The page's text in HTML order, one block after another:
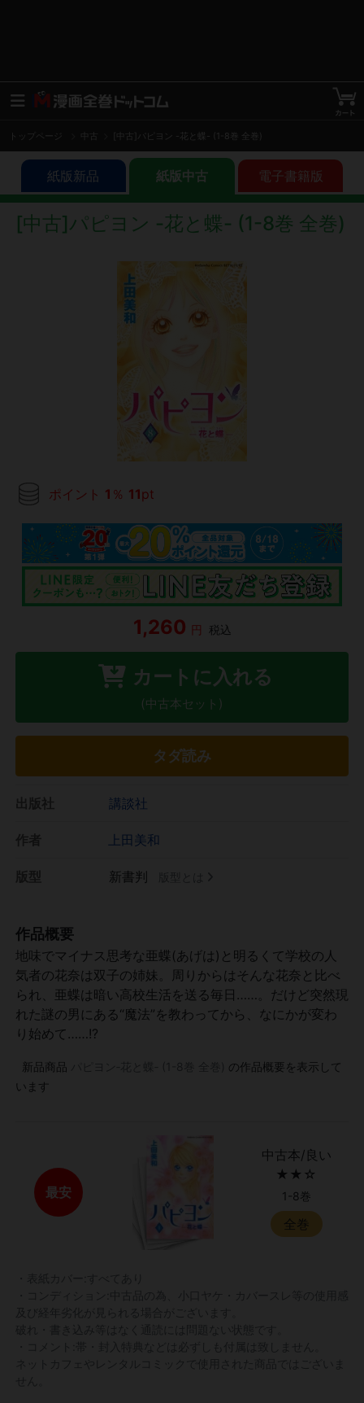
トップページ 中古 [中古]パピヨン -花と蝶- (1-8巻 全巻)
紙版新品 紙版中古 電子書籍版
[中古]パピヨン -花と蝶- (1-8巻 全巻)
ポイント 1 ％ 11pt
1,260 円 税込
カートに入れる
(中古本セット)
タダ読み
講談社
上田美和
新書判
作品概要
地味でマイナス思考な亜蝶(あげは)と明るくて学校の人
気者の花奈は双子の姉妹。周りからはそんな花奈と比べ
られ、亜蝶は暗い高校生活を送る毎日……。だけど突然現
れた謎の男にある“魔法”を教わってから、なにかが変わ
り始めて……!?
新品商品
の作品概要を表示して
います
最安
中古本/良い
★★☆
1-8巻
全巻